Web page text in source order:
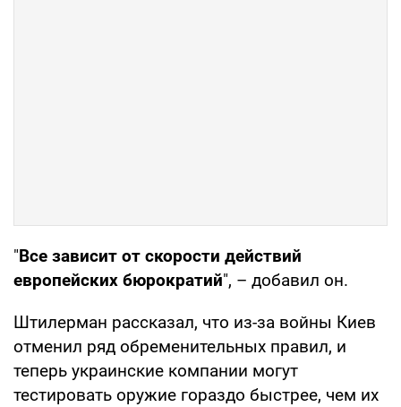
"Все зависит от скорости действий
европейских бюрократий", – добавил он.
Штилерман рассказал, что из-за войны Киев
отменил ряд обременительных правил, и
теперь украинские компании могут
тестировать оружие гораздо быстрее, чем их